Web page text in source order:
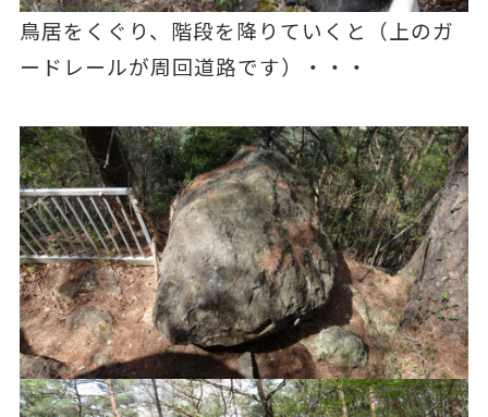
鳥居をくぐり、階段を降りていくと（上のガ
ードレールが周回道路です）・・・